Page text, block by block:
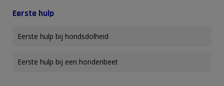
Eerste hulp
Eerste hulp bij hondsdolheid
Eerste hulp bij een hondenbeet